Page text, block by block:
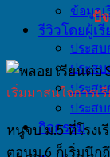
ข้อมูล
รีวิวโดยผู้เ
ประส
ประสบ
ประส
ประส
กิจกรรม
ปั
เริ่มมาสนใจการเ
หนูจบ ม.5 ที่โรง
ตอนม.6 ก็เริ่มนึก